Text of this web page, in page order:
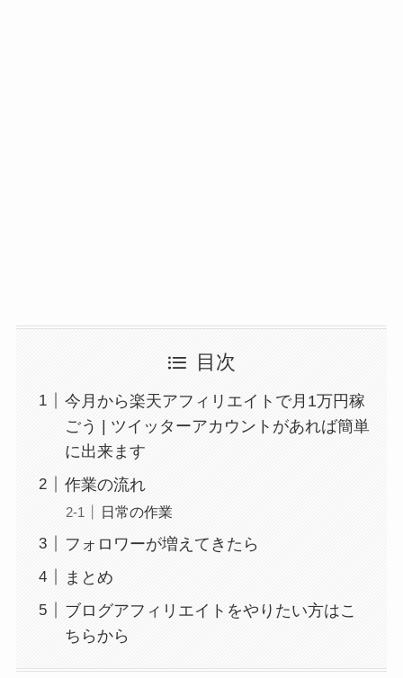
目次
今月から楽天アフィリエイトで月1万円稼
ごう | ツイッターアカウントがあれば簡単
に出来ます
作業の流れ
日常の作業
フォロワーが増えてきたら
まとめ
ブログアフィリエイトをやりたい方はこ
ちらから